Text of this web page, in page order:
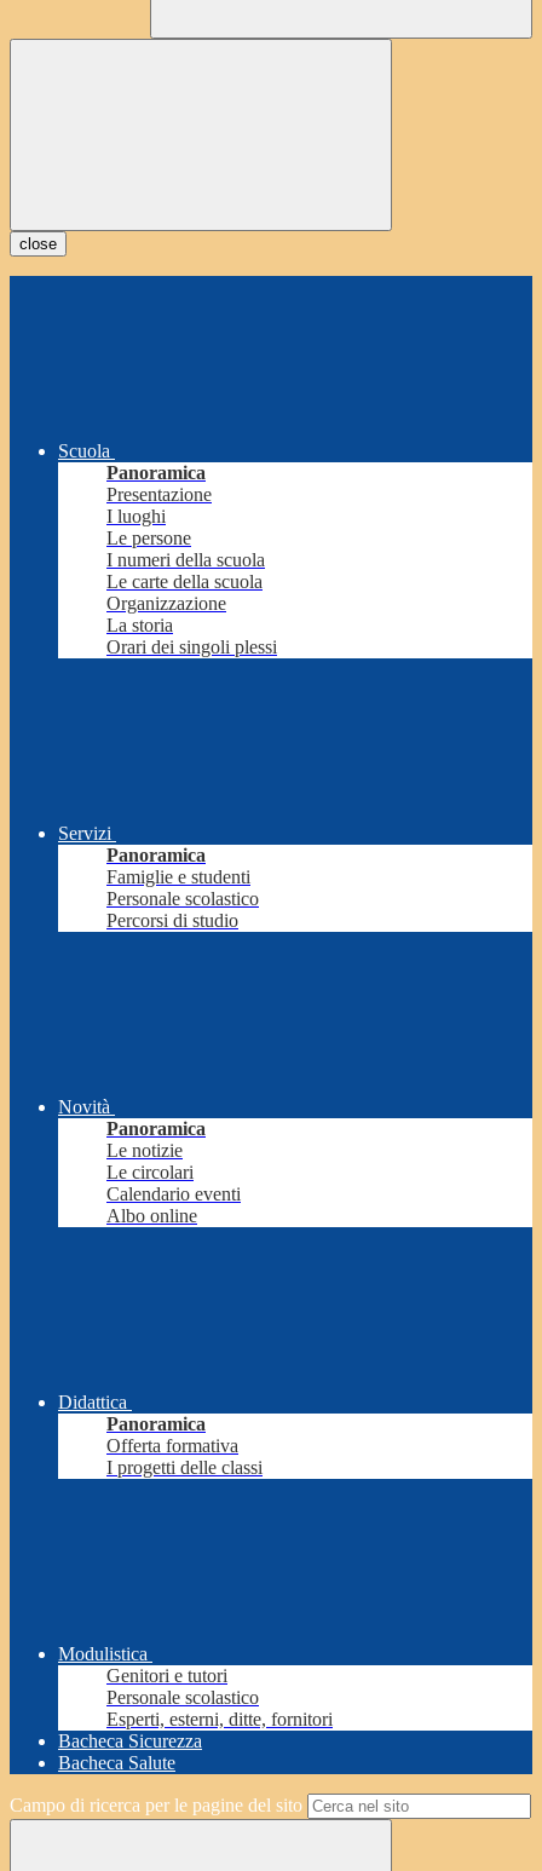
close
Scuola
Panoramica
Presentazione
I luoghi
Le persone
I numeri della scuola
Le carte della scuola
Organizzazione
La storia
Orari dei singoli plessi
Servizi
Panoramica
Famiglie e studenti
Personale scolastico
Percorsi di studio
Novità
Panoramica
Le notizie
Le circolari
Calendario eventi
Albo online
Didattica
Panoramica
Offerta formativa
I progetti delle classi
Modulistica
Genitori e tutori
Personale scolastico
Esperti, esterni, ditte, fornitori
Bacheca Sicurezza
Bacheca Salute
Campo di ricerca per le pagine del sito